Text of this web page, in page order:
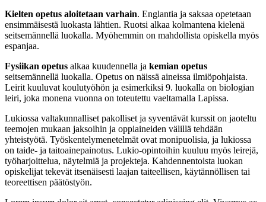
Kielten opetus aloitetaan varhain. Englantia ja saksaa opetetaan
ensimmäisestä luokasta lähtien. Ruotsi alkaa kolmantena kielenä
seitsemännellä luokalla. Myöhemmin on mahdollista opiskella myös
espanjaa.
Fysiikan opetus alkaa kuudennella ja kemian opetus
seitsemännellä luokalla. Opetus on näissä aineissa ilmiöpohjaista.
Leirit kuuluvat koulutyöhön ja esimerkiksi 9. luokalla on biologian
leiri, joka monena vuonna on toteutettu vaeltamalla Lapissa.
Lukiossa valtakunnalliset pakolliset ja syventävät kurssit on jaoteltu
teemojen mukaan jaksoihin ja oppiaineiden välillä tehdään
yhteistyötä. Työskentelymenetelmät ovat monipuolisia, ja lukiossa
on taide- ja taitoainepainotus. Lukio-opintoihin kuuluu myös leirejä,
työharjoittelua, näytelmiä ja projekteja. Kahdennentoista luokan
opiskelijat tekevät itsenäisesti laajan taiteellisen, käytännöllisen tai
teoreettisen päätöstyön.